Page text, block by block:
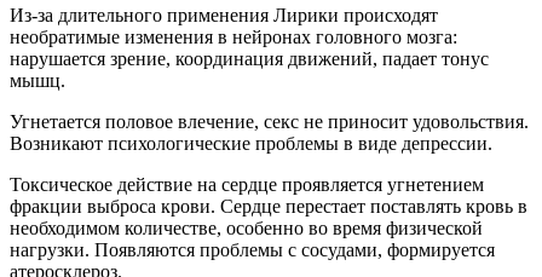
Из-за длительного применения Лирики происходят
необратимые изменения в нейронах головного мозга:
нарушается зрение, координация движений, падает тонус
мышц.
Угнетается половое влечение, секс не приносит удовольствия.
Возникают психологические проблемы в виде депрессии.
Токсическое действие на сердце проявляется угнетением
фракции выброса крови. Сердце перестает поставлять кровь в
необходимом количестве, особенно во время физической
нагрузки. Появляются проблемы с сосудами, формируется
атеросклероз.